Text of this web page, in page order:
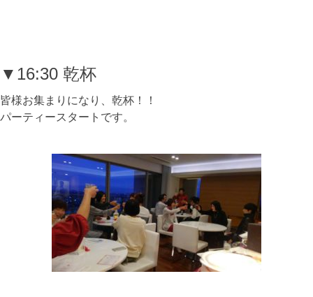
▼16:30 乾杯
皆様お集まりになり、乾杯！！
パーティースタートです。